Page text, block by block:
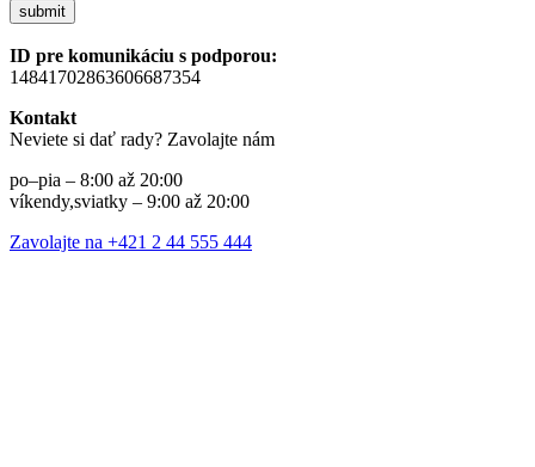
submit
ID pre komunikáciu s podporou:
14841702863606687354
Kontakt
Neviete si dať rady? Zavolajte nám
po–pia – 8:00 až 20:00
víkendy,sviatky – 9:00 až 20:00
Zavolajte na +421 2 44 555 444